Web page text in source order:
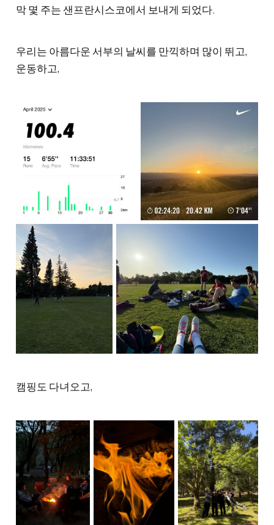
막 몇 주는 샌프란시스코에서 보내게 되었다.
우리는 아름다운 서부의 날씨를 만끽하며 많이 뛰고,
운동하고,
캠핑도 다녀오고,